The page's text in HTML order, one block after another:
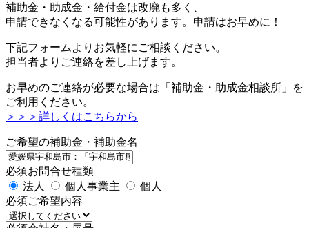
補助金・助成金・給付金は改廃も多く、
申請できなくなる可能性があります。申請はお早めに！
下記フォームよりお気軽にご相談ください。
担当者よりご連絡を差し上げます。
お早めのご連絡が必要な場合は「補助金・助成金相談所」を
ご利用ください。
＞＞＞詳しくはこちらから
ご希望の補助金・補助金名
必須お問合せ種類
法人
個人事業主
個人
必須ご希望内容